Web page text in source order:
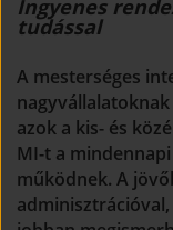
Ingyenes
tudással
A mesterséges
azok a kis- és
MI-t a
működnek. A